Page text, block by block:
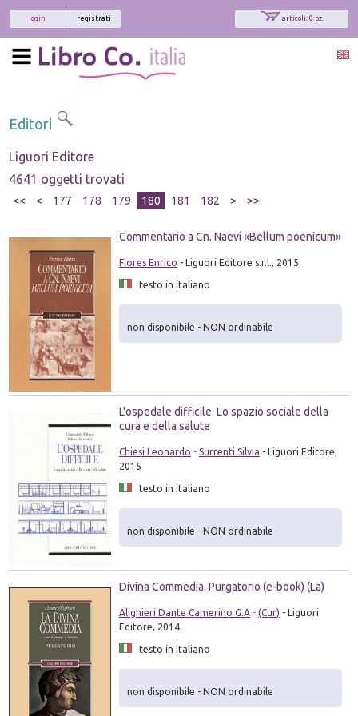
articoli: 0 pz.
registrati
login
Editori
Liguori Editore
4641 oggetti trovati
<< < 177 178 179 180 181 182 > >>
Commentario a Cn. Naevi «Bellum poenicum»
Flores Enrico - Liguori Editore s.r.l., 2015
testo in italiano
non disponibile - NON ordinabile
L'ospedale difficile. Lo spazio sociale della
cura e della salute
Chiesi Leonardo - Surrenti Silvia - Liguori Editore,
2015
testo in italiano
non disponibile - NON ordinabile
Divina Commedia. Purgatorio (e-book) (La)
Alighieri Dante Camerino G.A- (Cur) - Liguori
Editore, 2014
testo in italiano
non disponibile - NON ordinabile